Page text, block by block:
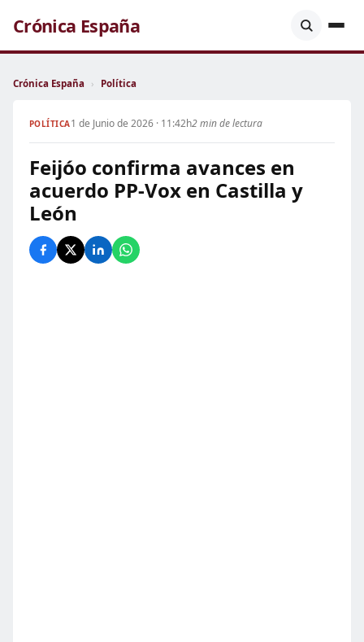
Crónica España
Crónica España › Política
POLÍTICA1 de Junio de 2026 · 11:42h2 min de lectura
Feijóo confirma avances en
acuerdo PP-Vox en Castilla y
León